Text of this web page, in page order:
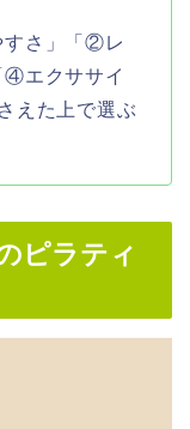
すさ」「②レ
④エクササイ
えた上で選ぶ
ピラティ